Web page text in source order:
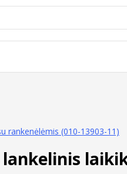
rankenėlėmis (010-13903-11)
lankelinis